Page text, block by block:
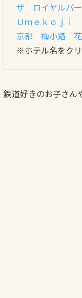
ザ ロイヤルパ
Ｕｍｅｋｏｊｉ
京都 梅小路 花
※ホテル名をク
鉄道好きのお子さん